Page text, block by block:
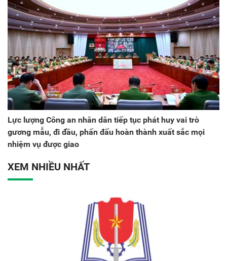
Lực lượng Công an nhân dân tiếp tục phát huy vai trò
gương mẫu, đi đầu, phấn đấu hoàn thành xuất sắc mọi
nhiệm vụ được giao
XEM NHIỀU NHẤT